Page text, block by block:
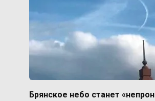
Брянское небо станет